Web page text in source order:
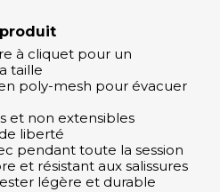
à cliquet pour un
taille
poly-mesh pour évacuer
et non extensibles
liberté
pendant toute la session
et résistant aux salissures
légère et durable